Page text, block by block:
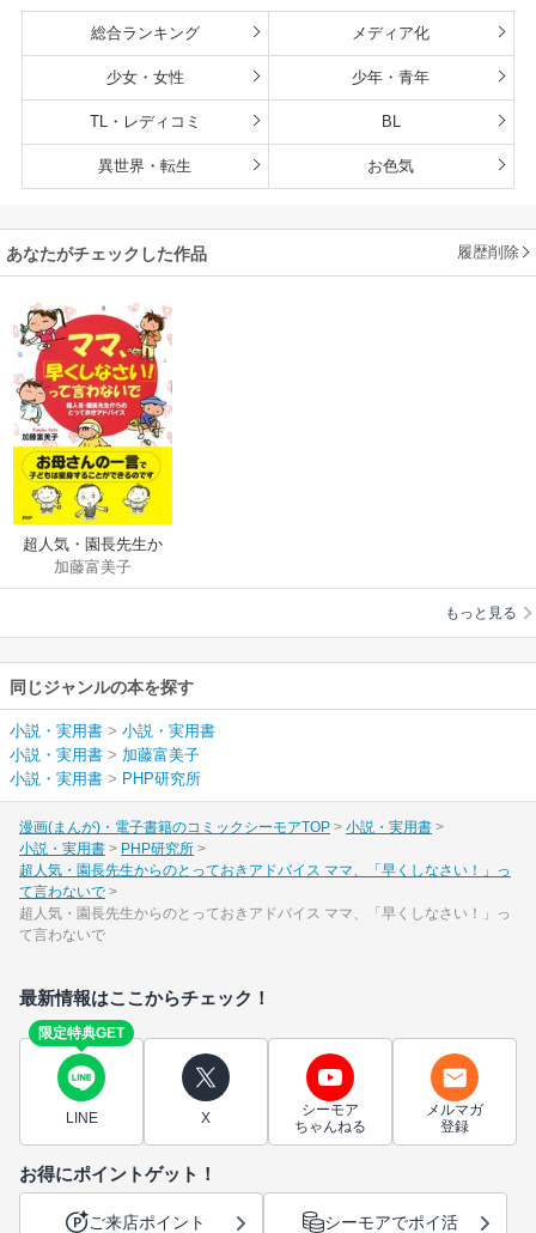
総合ランキング メディア化
少女・女性 少年・青年
TL・レディコミ BL
異世界・転生 お色気
あなたがチェックした作品 履歴削除
超人気・園長先生か
らのとっておきアド
バイス ママ、「早く
わないで
加藤富美子
もっと見る
同じジャンルの本を探す
小説・実用書 > 小説・実用書
小説・実用書 > 加藤富美子
小説・実用書 > PHP研究所
漫画(まんが)・電子書籍のコミックシーモアTOP
小説・実用書
小説・実用書
PHP研究所
超人気・園長先生からのとっておきアドバイス ママ、「早くしなさい！」っ
て言わないで
超人気・園長先生からのとっておきアドバイス ママ、「早くしなさい！」っ
て言わないで
最新情報はここからチェック！
限定特典GET
LINE X
シーモア
ちゃんねる
メルマガ
登録
お得にポイントゲット！
ご来店ポイント シーモアでポイ活